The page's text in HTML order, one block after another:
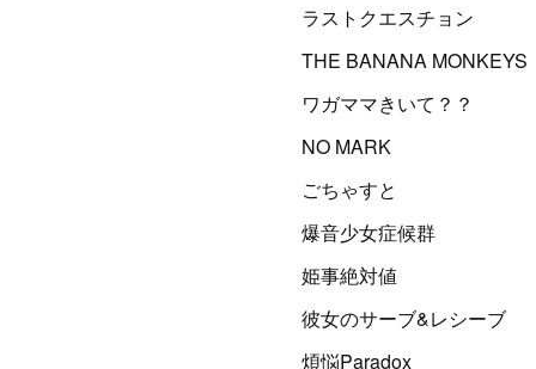
ラストクエスチョン
THE BANANA MONKEYS
ワガママきいて？？
NO MARK
ごちゃすと
爆音少女症候群
姫事絶対値
彼女のサーブ&レシーブ
煩悩Paradox